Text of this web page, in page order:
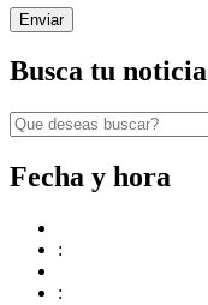
Busca tu noticia
Fecha y hora
:
: